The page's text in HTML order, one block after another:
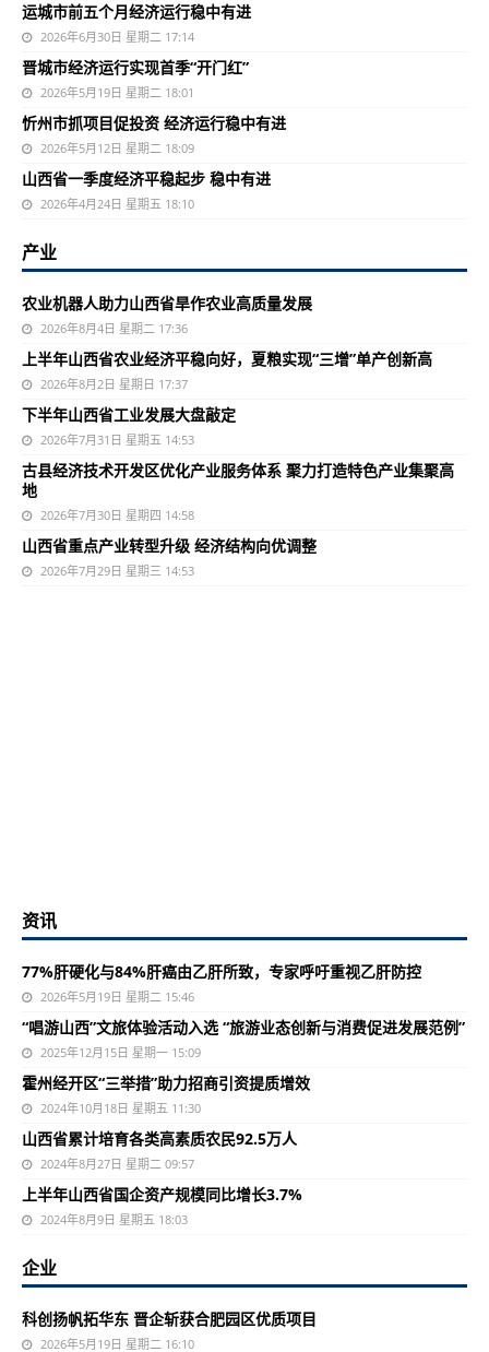
运城市前五个月经济运行稳中有进
2026年6月30日 星期二 17:14
晋城市经济运行实现首季“开门红”
2026年5月19日 星期二 18:01
忻州市抓项目促投资 经济运行稳中有进
2026年5月12日 星期二 18:09
山西省一季度经济平稳起步 稳中有进
2026年4月24日 星期五 18:10
产业
农业机器人助力山西省旱作农业高质量发展
2026年8月4日 星期二 17:36
上半年山西省农业经济平稳向好，夏粮实现“三增”单产创新高
2026年8月2日 星期日 17:37
下半年山西省工业发展大盘敲定
2026年7月31日 星期五 14:53
古县经济技术开发区优化产业服务体系 聚力打造特色产业集聚高
地
2026年7月30日 星期四 14:58
山西省重点产业转型升级 经济结构向优调整
2026年7月29日 星期三 14:53
资讯
77%肝硬化与84%肝癌由乙肝所致，专家呼吁重视乙肝防控
2026年5月19日 星期二 15:46
“唱游山西”文旅体验活动入选 “旅游业态创新与消费促进发展范例”
2025年12月15日 星期一 15:09
霍州经开区“三举措”助力招商引资提质增效
2024年10月18日 星期五 11:30
山西省累计培育各类高素质农民92.5万人
2024年8月27日 星期二 09:57
上半年山西省国企资产规模同比增长3.7%
2024年8月9日 星期五 18:03
企业
科创扬帆拓华东 晋企斩获合肥园区优质项目
2026年5月19日 星期二 16:10